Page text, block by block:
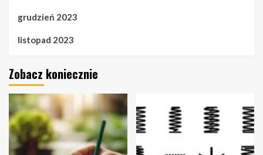
grudzień 2023
listopad 2023
Zobacz koniecznie